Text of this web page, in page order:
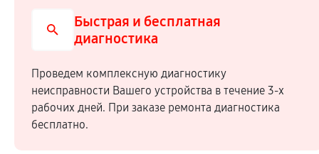
Быстрая и бесплатная
диагностика
Проведем комплексную диагностику
неисправности Вашего устройства в течение 3-х
рабочих дней. При заказе ремонта диагностика
бесплатно.